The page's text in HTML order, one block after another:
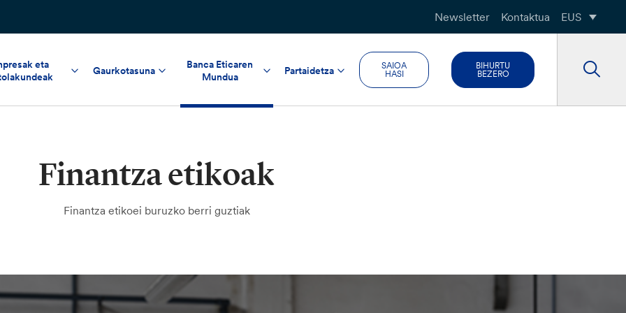
Newsletter Kontaktua EUS
eta
Gaurkotasuna
Banca Eticaren
Mundua
Partaidetza
SAIOA
HASI
BIHURTU
BEZERO
Finantza etikoak
Finantza etikoei buruzko berri guztiak